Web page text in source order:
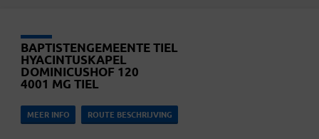
BAPTISTENGEMEENTE TIEL
HYACINTUSKAPEL
DOMINICUSHOF 120
4001 MG TIEL
MEER INFO ROUTE BESCHRIJVING